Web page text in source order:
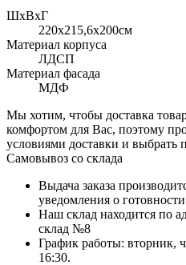
ШхВхГ
220x215,6х200см
Материал корпуса
ЛДСП
Материал фасада
МДФ
Мы хотим, чтобы доставка
комфортом для Вас, поэтому
условиями доставки и выбрать
Самовывоз со склада
Выдача заказа
уведомления о
Наш склад находится по
склад №8
График работы: вторник,
16:30.